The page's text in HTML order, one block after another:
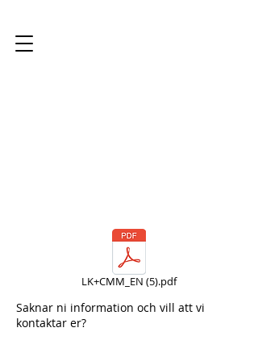
LK+CMM_EN (5).pdf
Saknar ni information och vill att vi
kontaktar er?